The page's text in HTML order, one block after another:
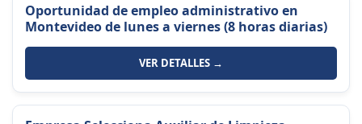
Oportunidad de empleo administrativo en
Montevideo de lunes a viernes (8 horas diarias)
VER DETALLES →